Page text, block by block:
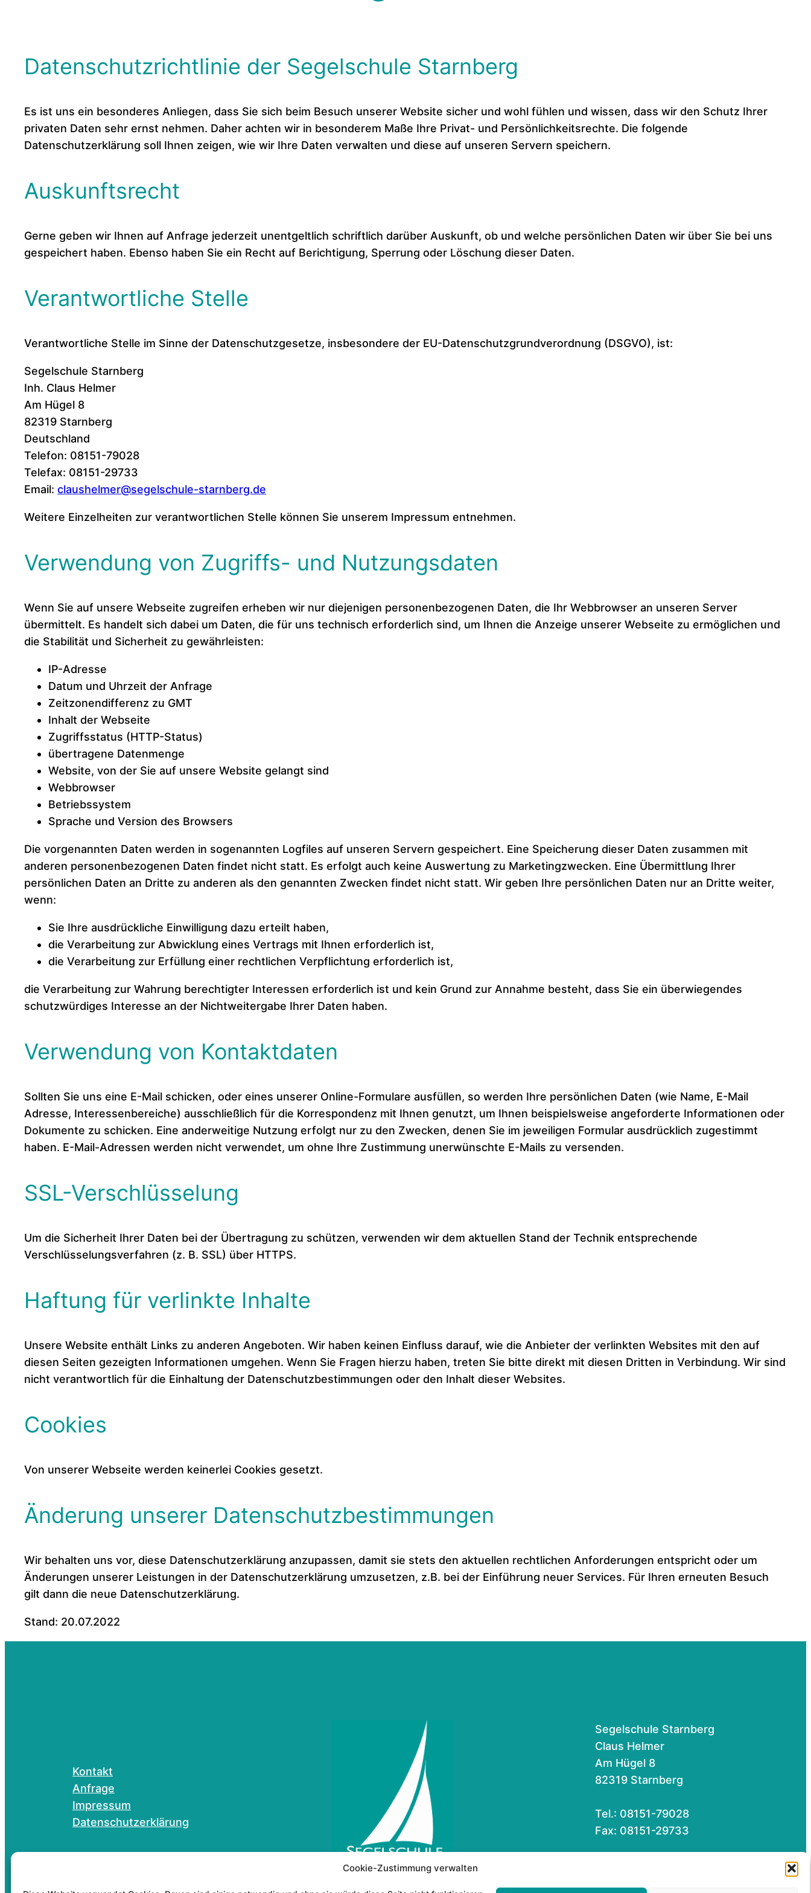
Cookie-Zustimmung verwalten
Datenschutzrichtlinie der Segelschule Starnberg
Es ist uns ein besonderes Anliegen, dass Sie sich beim Besuch unserer Website sicher und wohl fühlen und wissen, dass wir den Schutz Ihrer
privaten Daten sehr ernst nehmen. Daher achten wir in besonderem Maße Ihre Privat- und Persönlichkeitsrechte. Die folgende
Datenschutzerklärung soll Ihnen zeigen, wie wir Ihre Daten verwalten und diese auf unseren Servern speichern.
Auskunftsrecht
Gerne geben wir Ihnen auf Anfrage jederzeit unentgeltlich schriftlich darüber Auskunft, ob und welche persönlichen Daten wir über Sie bei uns
gespeichert haben. Ebenso haben Sie ein Recht auf Berichtigung, Sperrung oder Löschung dieser Daten.
Verantwortliche Stelle
Verantwortliche Stelle im Sinne der Datenschutzgesetze, insbesondere der EU-Datenschutzgrundverordnung (DSGVO), ist:
Segelschule Starnberg
Inh. Claus Helmer
Am Hügel 8
82319 Starnberg
Deutschland
Telefon: 08151-79028
Telefax: 08151-29733
Email: claushelmer@segelschule-starnberg.de
Weitere Einzelheiten zur verantwortlichen Stelle können Sie unserem Impressum entnehmen.
Verwendung von Zugriffs- und Nutzungsdaten
Wenn Sie auf unsere Webseite zugreifen erheben wir nur diejenigen personenbezogenen Daten, die Ihr Webbrowser an unseren Server
übermittelt. Es handelt sich dabei um Daten, die für uns technisch erforderlich sind, um Ihnen die Anzeige unserer Webseite zu ermöglichen und
die Stabilität und Sicherheit zu gewährleisten:
IP-Adresse
Datum und Uhrzeit der Anfrage
Zeitzonendifferenz zu GMT
Inhalt der Webseite
Zugriffsstatus (HTTP-Status)
übertragene Datenmenge
Website, von der Sie auf unsere Website gelangt sind
Webbrowser
Betriebssystem
Sprache und Version des Browsers
Die vorgenannten Daten werden in sogenannten Logfiles auf unseren Servern gespeichert. Eine Speicherung dieser Daten zusammen mit
anderen personenbezogenen Daten findet nicht statt. Es erfolgt auch keine Auswertung zu Marketingzwecken. Eine Übermittlung Ihrer
persönlichen Daten an Dritte zu anderen als den genannten Zwecken findet nicht statt. Wir geben Ihre persönlichen Daten nur an Dritte weiter,
wenn:
Sie Ihre ausdrückliche Einwilligung dazu erteilt haben,
die Verarbeitung zur Abwicklung eines Vertrags mit Ihnen erforderlich ist,
die Verarbeitung zur Erfüllung einer rechtlichen Verpflichtung erforderlich ist,
die Verarbeitung zur Wahrung berechtigter Interessen erforderlich ist und kein Grund zur Annahme besteht, dass Sie ein überwiegendes
schutzwürdiges Interesse an der Nichtweitergabe Ihrer Daten haben.
Verwendung von Kontaktdaten
Sollten Sie uns eine E-Mail schicken, oder eines unserer Online-Formulare ausfüllen, so werden Ihre persönlichen Daten (wie Name, E-Mail
Adresse, Interessenbereiche) ausschließlich für die Korrespondenz mit Ihnen genutzt, um Ihnen beispielsweise angeforderte Informationen oder
Dokumente zu schicken. Eine anderweitige Nutzung erfolgt nur zu den Zwecken, denen Sie im jeweiligen Formular ausdrücklich zugestimmt
haben. E-Mail-Adressen werden nicht verwendet, um ohne Ihre Zustimmung unerwünschte E-Mails zu versenden.
SSL-Verschlüsselung
Um die Sicherheit Ihrer Daten bei der Übertragung zu schützen, verwenden wir dem aktuellen Stand der Technik entsprechende
Verschlüsselungsverfahren (z. B. SSL) über HTTPS.
Haftung für verlinkte Inhalte
Unsere Website enthält Links zu anderen Angeboten. Wir haben keinen Einfluss darauf, wie die Anbieter der verlinkten Websites mit den auf
diesen Seiten gezeigten Informationen umgehen. Wenn Sie Fragen hierzu haben, treten Sie bitte direkt mit diesen Dritten in Verbindung. Wir sind
nicht verantwortlich für die Einhaltung der Datenschutzbestimmungen oder den Inhalt dieser Websites.
Cookies
Von unserer Webseite werden keinerlei Cookies gesetzt.
Änderung unserer Datenschutzbestimmungen
Wir behalten uns vor, diese Datenschutzerklärung anzupassen, damit sie stets den aktuellen rechtlichen Anforderungen entspricht oder um
Änderungen unserer Leistungen in der Datenschutzerklärung umzusetzen, z.B. bei der Einführung neuer Services. Für Ihren erneuten Besuch
gilt dann die neue Datenschutzerklärung.
Stand: 20.07.2022
Kontakt
Anfrage
Impressum
Datenschutzerklärung
Segelschule Starnberg
Claus Helmer
Am Hügel 8
82319 Starnberg
Tel.: 08151-79028
Fax: 08151-29733